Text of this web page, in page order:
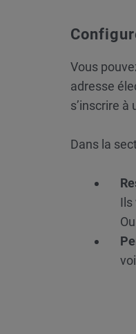
Vous
adresse
s’inscrire à
Dans la
Ils